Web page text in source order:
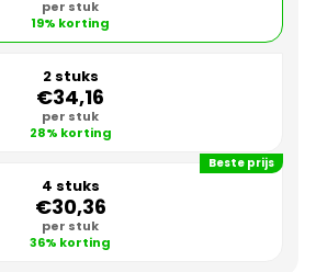
per stuk
19% korting
2 stuks
€34,16
per stuk
28% korting
Beste prijs
4 stuks
€30,36
per stuk
36% korting